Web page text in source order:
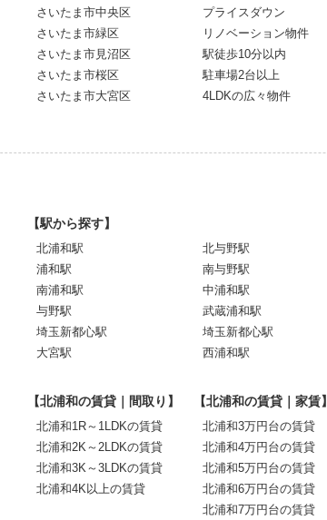
さいたま市中央区
さいたま市緑区
さいたま市見沼区
さいたま市桜区
さいたま市大宮区
プライスダウン
リノベーション物件
駅徒歩10分以内
駐車場2台以上
4LDKの広々物件
【駅から探す】
北浦和駅
浦和駅
南浦和駅
与野駅
埼玉新都心駅
大宮駅
北与野駅
南与野駅
中浦和駅
武蔵浦和駅
埼玉新都心駅
西浦和駅
【北浦和の賃貸｜間取り】
北浦和1R～1LDKの賃貸
北浦和2K～2LDKの賃貸
北浦和3K～3LDKの賃貸
北浦和4K以上の賃貸
【北浦和の賃貸｜家賃】
北浦和3万円台の賃貸
北浦和4万円台の賃貸
北浦和5万円台の賃貸
北浦和6万円台の賃貸
北浦和7万円台の賃貸